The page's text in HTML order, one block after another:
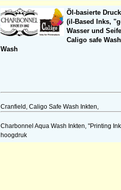
Öl-basierte
(il-Based Inks,
Wasser und
Caligo safe
Wash
Cranfield, Caligo Safe Wash Inkten,
Charbonnel Aqua Wash Inkten, "Printing
hoogdruk